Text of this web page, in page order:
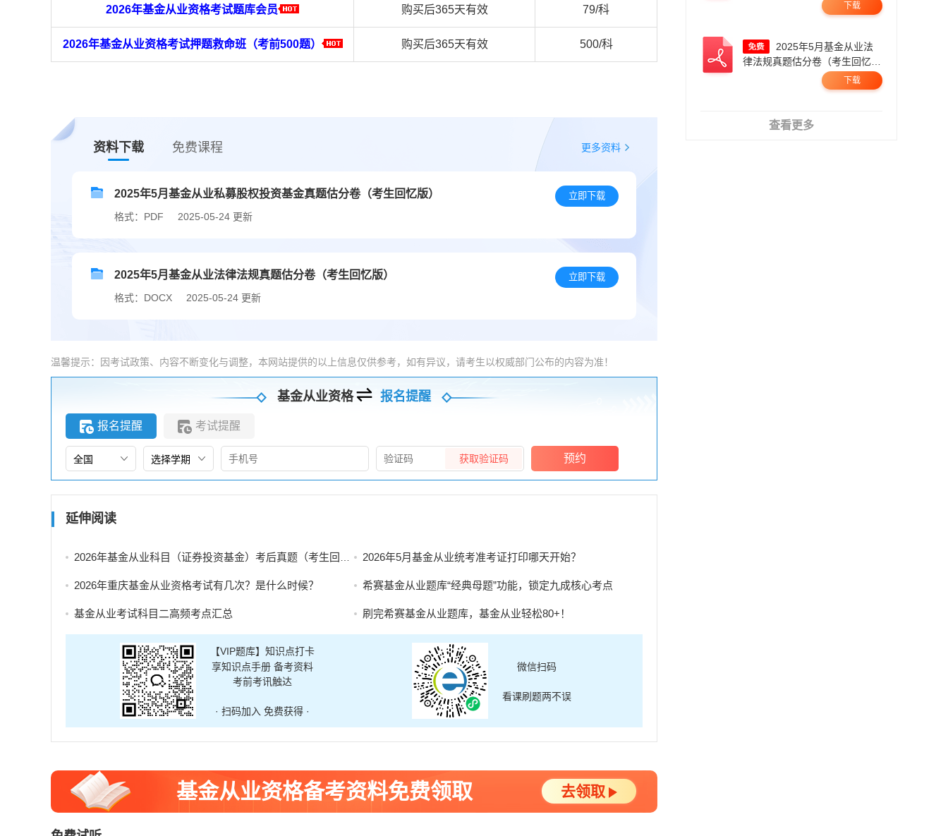
2026年基金从业资格考试题库会员 购买后365天有效 79/科
2026年基金从业资格考试押题救命班（考前500题） 购买后365天有效 500/科
资料下载 免费课程 更多资料
2025年5月基金从业私募股权投资基金真题估分卷（考生回忆版）
格式：PDF 2025-05-24 更新
立即下载
2025年5月基金从业法律法规真题估分卷（考生回忆版）
格式：DOCX 2025-05-24 更新
立即下载
温馨提示：因考试政策、内容不断变化与调整，本网站提供的以上信息仅供参考，如有异议，请考生以权威部门公布的内容为准！
基金从业资格 报名提醒
报名提醒 考试提醒
获取验证码 预约
延伸阅读
2026年基金从业科目（证券投资基金）考后真题（考生回忆版）！ 2026年5月基金从业统考准考证打印哪天开始？
2026年重庆基金从业资格考试有几次？是什么时候？ 希赛基金从业题库“经典母题”功能，锁定九成核心考点
基金从业考试科目二高频考点汇总 刷完希赛基金从业题库，基金从业轻松80+！
【VIP题库】知识点打卡
享知识点手册 备考资料
考前考讯触达
· 扫码加入 免费获得 ·
微信扫码
看课刷题两不误
基金从业资格备考资料免费领取 去领取
下载
律法规真题估分卷（考生回忆
下载
查看更多